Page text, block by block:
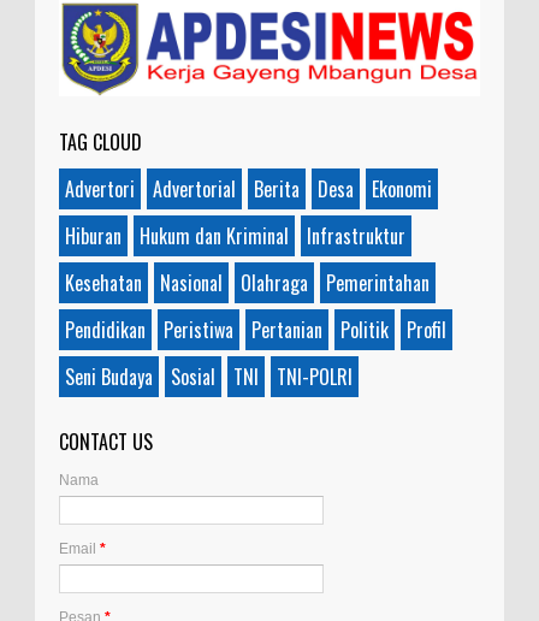
TAG CLOUD
Advertori
Advertorial Berita Desa
Ekonomi
Hiburan
Hukum dan Kriminal
Infrastruktur
Kesehatan
Nasional Olahraga
Pemerintahan
Pendidikan
Peristiwa Pertanian Politik
Profil
Seni Budaya
Sosial TNI TNI-POLRI
CONTACT US
Nama
Email *
Pesan *